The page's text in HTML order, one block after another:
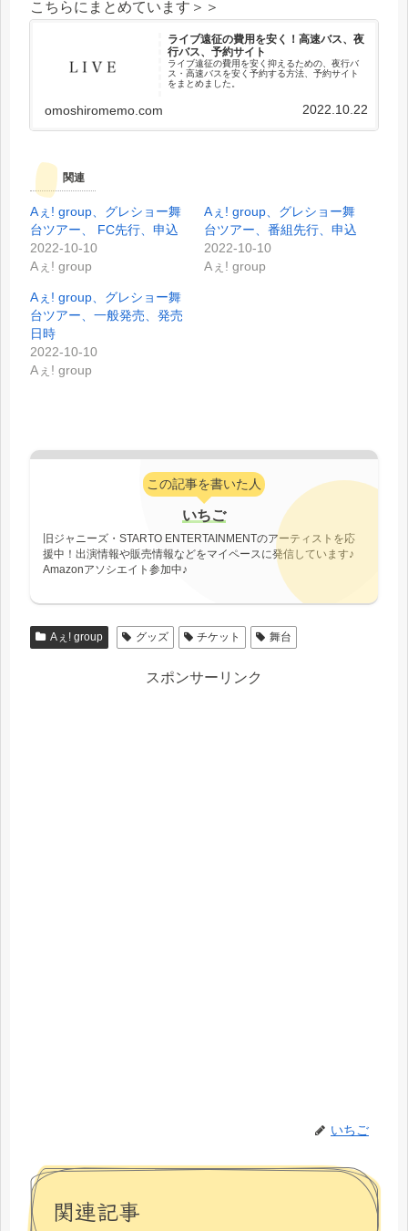
こちらにまとめています＞＞
ライブ遠征の費用を安く！高速バス、夜
行バス、予約サイト
ライブ遠征の費用を安く抑えるための、夜行バ
ス・高速バスを安く予約する方法、予約サイト
をまとめました。
omoshiromemo.com 2022.10.22
関連
Aぇ! group、グレショー舞
台ツアー、 FC先行、申込
2022-10-10
Aぇ! group
Aぇ! group、グレショー舞
台ツアー、番組先行、申込
2022-10-10
Aぇ! group
Aぇ! group、グレショー舞
台ツアー、一般発売、発売
日時
2022-10-10
Aぇ! group
この記事を書いた人
いちご
旧ジャニーズ・STARTO ENTERTAINMENTのアーティストを応
援中！出演情報や販売情報などをマイペースに発信しています♪
Amazonアソシエイト参加中♪
Aぇ! group グッズ チケット 舞台
スポンサーリンク
いちご
関連記事